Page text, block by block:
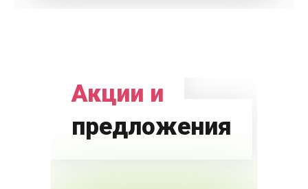
Акции и
предложения